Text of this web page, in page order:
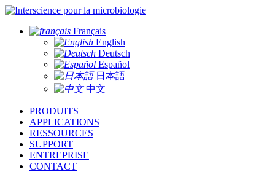
pour la microbiologie
Français
English
Deutsch
Español
日本語
中文
PRODUITS
APPLICATIONS
RESSOURCES
SUPPORT
ENTREPRISE
CONTACT